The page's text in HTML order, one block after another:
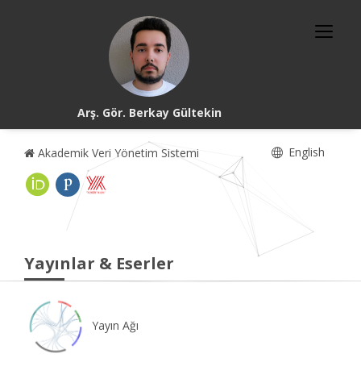
Arş. Gör. Berkay Gültekin
Akademik Veri Yönetim Sistemi English
Yayınlar & Eserler
Yayın Ağı